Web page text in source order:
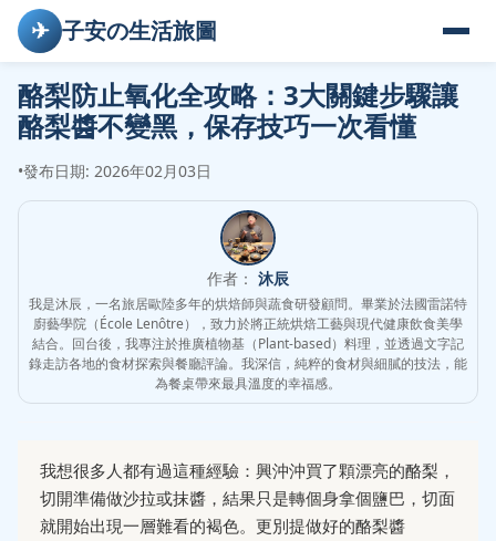
✈ 子安の生活旅圖
酪梨防止氧化全攻略：3大關鍵步驟讓
酪梨醬不變黑，保存技巧一次看懂
•發布日期: 2026年02月03日
作者： 沐辰
我是沐辰，一名旅居歐陸多年的烘焙師與蔬食研發顧問。畢業於法國雷諾特
廚藝學院（École Lenôtre），致力於將正統烘焙工藝與現代健康飲食美學
結合。回台後，我專注於推廣植物基（Plant-based）料理，並透過文字記
錄走訪各地的食材探索與餐廳評論。我深信，純粹的食材與細膩的技法，能
為餐桌帶來最具溫度的幸福感。
我想很多人都有過這種經驗：興沖沖買了顆漂亮的酪梨，
切開準備做沙拉或抹醬，結果只是轉個身拿個鹽巴，切面
就開始出現一層難看的褐色。更別提做好的酪梨醬